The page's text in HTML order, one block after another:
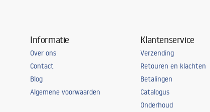
Informatie
Over ons
Contact
Blog
Algemene voorwaarden
Klantenservice
Verzending
Retouren en klachten
Betalingen
Catalogus
Onderhoud